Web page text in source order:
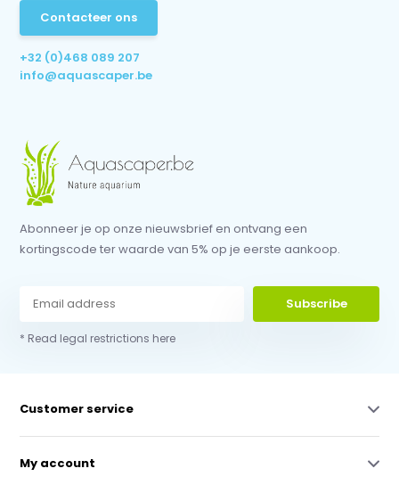
Contacteer ons
+32 (0)468 089 207
info@aquascaper.be
Abonneer je op onze nieuwsbrief en ontvang een
kortingscode ter waarde van 5% op je eerste aankoop.
Subscribe
* Read legal restrictions here
Customer service
My account